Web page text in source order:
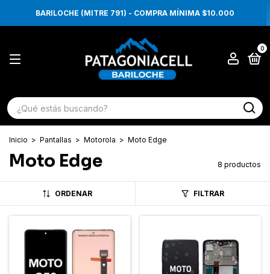
BARILOCHE (MITRE 791) - COMPRA MÍNIMA $10.000
0
Inicio > Pantallas > Motorola > Moto Edge
Moto Edge 8 productos
ORDENAR FILTRAR